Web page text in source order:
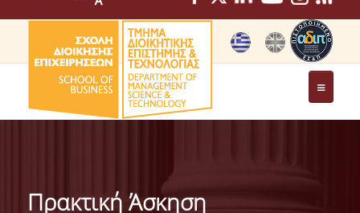
ΤΟ ΤΜΗΜΑ
ΤΑΥΤΟΤΗΤΑ ΤΟΥ ΤΜΗΜΑΤΟΣ
Πρακτική Άσκηση